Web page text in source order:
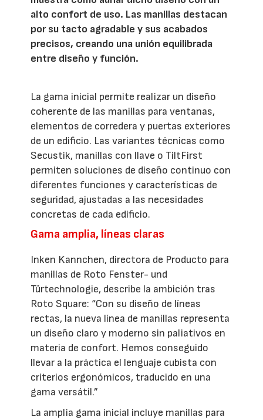
alto confort de uso. Las manillas destacan
por su tacto agradable y sus acabados
precisos, creando una unión equilibrada
entre diseño y función.
La gama inicial permite realizar un diseño
coherente de las manillas para ventanas,
elementos de corredera y puertas exteriores
de un edificio. Las variantes técnicas como
Secustik, manillas con llave o TiltFirst
permiten soluciones de diseño continuo con
diferentes funciones y características de
seguridad, ajustadas a las necesidades
concretas de cada edificio.
Gama amplia, líneas claras
Inken Kannchen, directora de Producto para
manillas de Roto Fenster- und
Türtechnologie, describe la ambición tras
Roto Square: “Con su diseño de líneas
rectas, la nueva línea de manillas representa
un diseño claro y moderno sin paliativos en
materia de confort. Hemos conseguido
llevar a la práctica el lenguaje cubista con
criterios ergonómicos, traducido en una
gama versátil.”
La amplia gama inicial incluye manillas para